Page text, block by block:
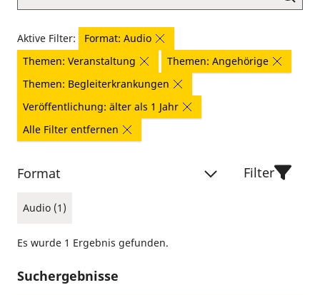
Aktive Filter:
Format: Audio
Themen: Veranstaltung
Themen: Angehörige
Themen: Begleiterkrankungen
Veröffentlichung: älter als 1 Jahr
Alle Filter entfernen
Format
Audio (1)
Filter
Es wurde 1 Ergebnis gefunden.
Suchergebnisse